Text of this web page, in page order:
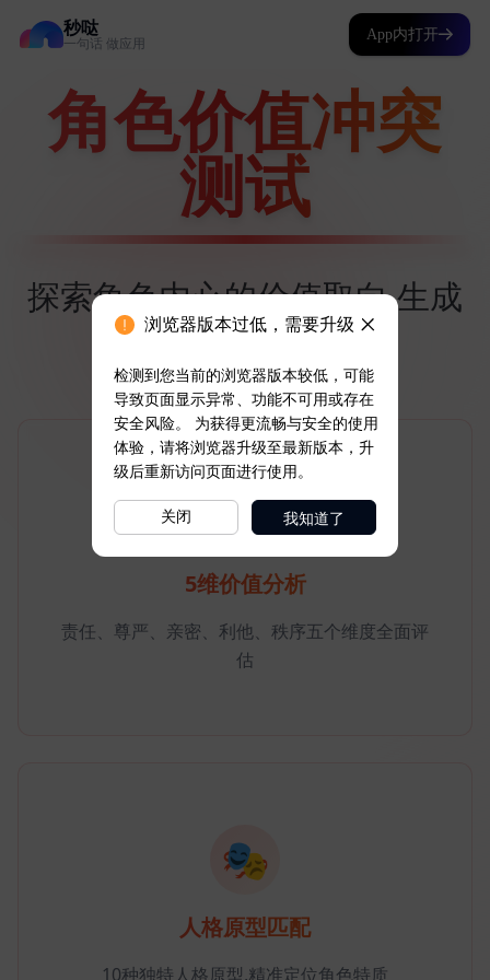
秒哒
一句话 做应用
App内打开
浏览器版本过低，需要升级
检测到您当前的浏览器版本较低，可能
导致页面显示异常、功能不可用或存在
安全风险。 为获得更流畅与安全的使用
体验，请将浏览器升级至最新版本，升
级后重新访问页面进行使用。
关闭 我知道了